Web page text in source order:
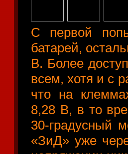
С первой
батарей,
В. Более
всем, хотя и с
что на
8,28 В, в то
30-градусный
«ЗиД» уже